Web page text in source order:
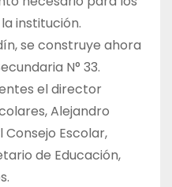
institución.
se construye ahora
N° 33.
el director
Alejandro
Escolar,
de Educación,